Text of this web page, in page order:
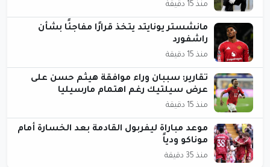
منذ 15 دقيقة
مانشستر يونايتد يتخذ قرارًا مفاجئًا بشأن
راشفورد
منذ 15 دقيقة
تقارير: سببان وراء موافقة هيثم حسن على
عرض سيلتيك رغم اهتمام مارسيليا
منذ 15 دقيقة
موعد مباراة ليفربول القادمة بعد الخسارة أمام
موناكو ودياً
منذ 35 دقيقة